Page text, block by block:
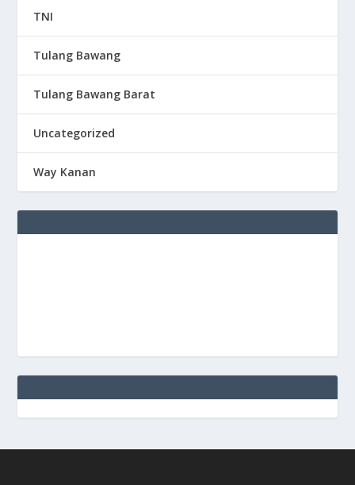
TNI
Tulang Bawang
Tulang Bawang Barat
Uncategorized
Way Kanan